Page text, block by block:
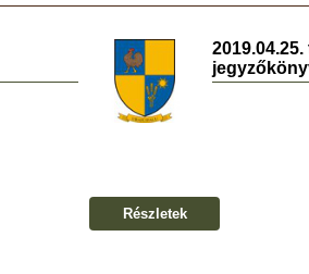
Részletek